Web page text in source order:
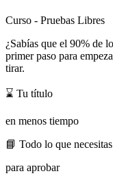
Curso - Pruebas Libres
¿Sabías que el 90% de
primer paso para
tirar.
⌛ Tu título
en menos tiempo
📘 Todo lo que necesitas
para aprobar